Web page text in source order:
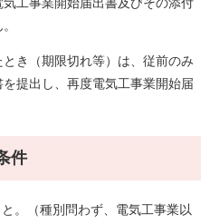
き（期限切れ等）は、従前のみ
提出し、再度電気工事業開始届
件
。（種別問わず、電気工事業以